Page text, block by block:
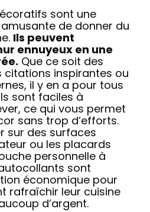
sont une
de donner du
Ils peuvent
ennuyeux en une
Que ce soit des
citations inspirantes ou
il y en a pour tous
sont faciles à
ce qui vous permet
sans trop d’efforts.
sur des surfaces
ou les placards
personnelle à
sont
économique pour
rafraîchir leur cuisine
d’argent.